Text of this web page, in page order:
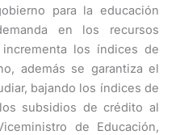
para la educación
en los recursos
los índices de
además se garantiza el
bajando los índices de
subsidios de crédito al
de Educación,